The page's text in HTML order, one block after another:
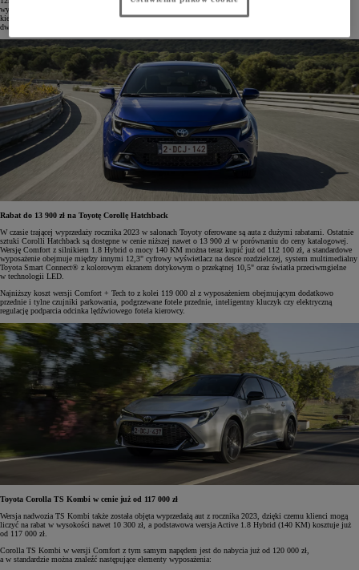
wyposażenie standardowe, wśród którego znajdują się choćby najnowsze systemy bezpieczeństwa i wsparcia
kierowcy Toyota T-MATE, nowoczesne i intuicyjne multimedia Toyota Smart Connect czy klimatyzacja
dwustrefowa.
Rabat do 13 900 zł na Toyotę Corollę Hatchback
W czasie trającej wyprzedaży rocznika 2023 w salonach Toyoty oferowane są auta z dużymi rabatami. Ostatnie
sztuki Corolli Hatchback są dostępne w cenie niższej nawet o 13 900 zł w porównaniu do ceny katalogowej.
Wersję Comfort z silnikiem 1.8 Hybrid o mocy 140 KM można teraz kupić już od 112 100 zł, a standardowe
wyposażenie obejmuje między innymi 12,3" cyfrowy wyświetlacz na desce rozdzielczej, system multimedialny
Toyota Smart Connect® z kolorowym ekranem dotykowym o przekątnej 10,5" oraz światła przeciwmgielne
w technologii LED.
Najniższy koszt wersji Comfort + Tech to z kolei 119 000 zł z wyposażeniem obejmującym dodatkowo
przednie i tylne czujniki parkowania, podgrzewane fotele przednie, inteligentny kluczyk czy elektryczną
regulację podparcia odcinka lędźwiowego fotela kierowcy.
Toyota Corolla TS Kombi w cenie już od 117 000 zł
Wersja nadwozia TS Kombi także została objęta wyprzedażą aut z rocznika 2023, dzięki czemu klienci mogą
liczyć na rabat w wysokości nawet 10 300 zł, a podstawowa wersja Active 1.8 Hybrid (140 KM) kosztuje już
od 117 000 zł.
Corolla TS Kombi w wersji Comfort z tym samym napędem jest do nabycia już od 120 000 zł,
a w standardzie można znaleźć następujące elementy wyposażenia: